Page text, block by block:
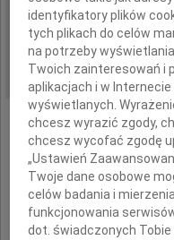
REGION:
DATA EMISJI:
że
identyfikatory plików
tych plikach do celów
na potrzeby
Twoich zainteresowań i
aplikacjach i w
wyświetlanych.
chcesz wyrazić zgody,
chcesz wycofać zgodę
„Ustawień
Twoje dane osobowe
celów badania i
funkcjonowania
dot. świadczonych Tobie